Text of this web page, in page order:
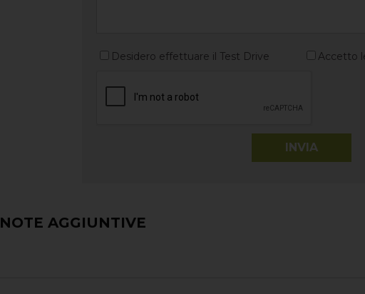
Desidero effettuare il Test Drive Accetto
NOTE AGGIUNTIVE